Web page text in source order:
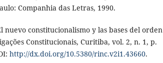
Companhia das Letras, 1990.
nuevo constitucionalismo y las bases del orden
Constitucionais, Curitiba, vol. 2, n. 1, p.
http://dx.doi.org/10.5380/rinc.v2i1.43660.